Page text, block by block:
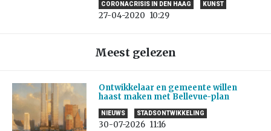
CORONACRISIS IN DEN HAAG KUNST
27-04-2020 10:29
Meest gelezen
Ontwikkelaar en gemeente willen
haast maken met Bellevue-plan
NIEUWS STADSONTWIKKELING
30-07-2026 11:16